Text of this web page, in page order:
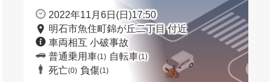
2022年11月6日(日)17:50
明石市魚住町錦が丘二丁目 付近
車両相互 小破事故
普通乗用車(1) 自転車(1)
死亡(0) 負傷(1)